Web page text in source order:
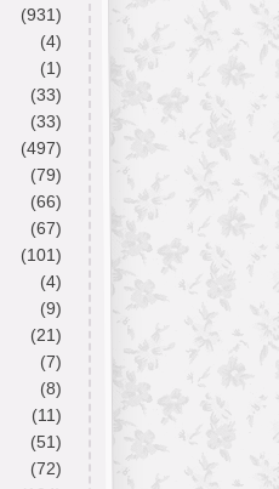
(931)
(4)
(1)
(33)
(33)
(497)
(79)
(66)
(67)
(101)
(4)
(9)
(21)
(7)
(8)
(11)
(51)
(72)